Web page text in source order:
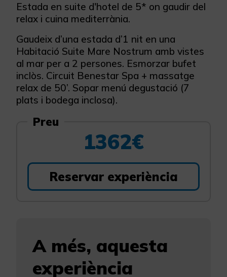
Estada en suite d'hotel de 5* on gaudir del
relax i cuina mediterrània.
Gaudeix d’una estada d’1 nit en una
Habitació Suite Mare Nostrum amb vistes
al mar per a 2 persones. Esmorzar bufet
inclòs. Circuit Benestar Spa + massatge
relax de 50’. Sopar menú degustació (7
plats i bodega inclosa).
Preu
1362€
Reservar experiència
A més, aquesta
experiència